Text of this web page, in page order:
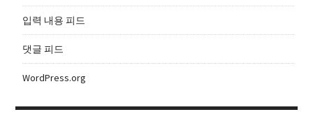
입력 내용 피드
댓글 피드
WordPress.org